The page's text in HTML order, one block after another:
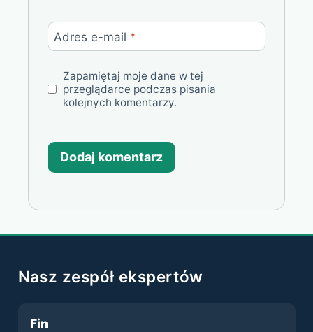
Adres e-mail *
Zapamiętaj moje dane w tej
przeglądarce podczas pisania
kolejnych komentarzy.
Nasz zespół ekspertów
Fin